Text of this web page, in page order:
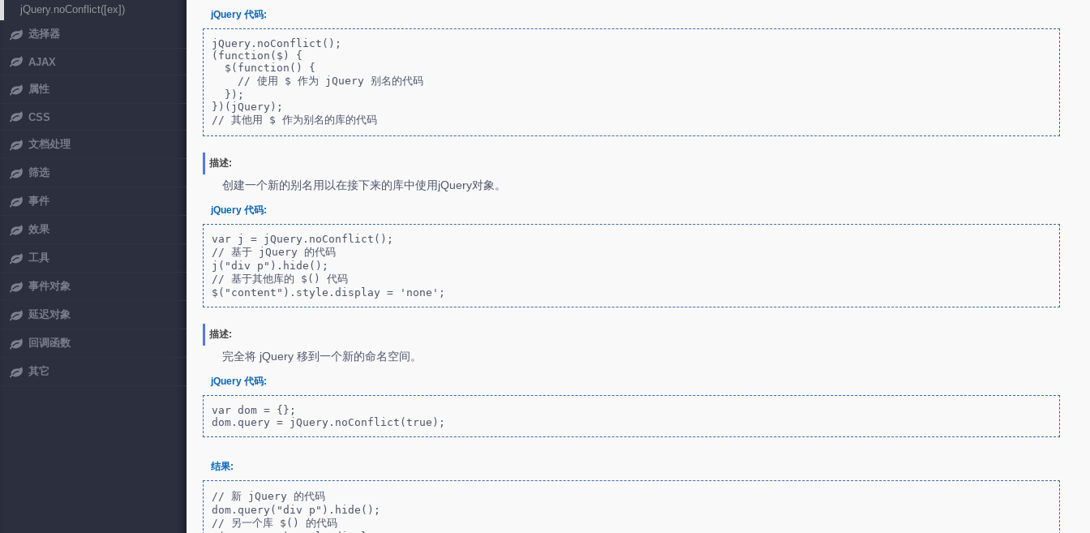
jQuery 代码:
jQuery.noConflict();
(function($) {
})(jQuery);
// 其他用 $ 作为别名的库的代码
描述:
创建一个新的别名用以在接下来的库中使用jQuery对象。
jQuery 代码:
var j = jQuery.noConflict();
// 基于 jQuery 的代码
j("div p").hide();
// 基于其他库的 $() 代码
$("content").style.display = 'none';
描述:
完全将 jQuery 移到一个新的命名空间。
jQuery 代码:
var dom = {};
dom.query = jQuery.noConflict(true);
结果:
// 新 jQuery 的代码
dom.query("div p").hide();
// 另一个库 $() 的代码
jQuery.noConflict([ex])
选择器
AJAX
属性
CSS
文档处理
筛选
事件
效果
工具
事件对象
延迟对象
回调函数
其它